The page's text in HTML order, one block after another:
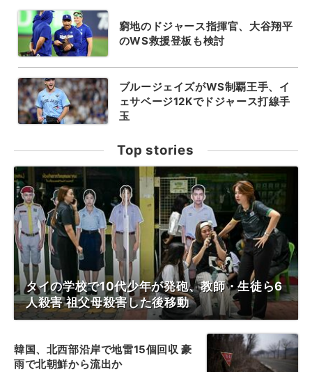
窮地のドジャース指揮官、大谷翔平
のWS救援登板も検討
ブルージェイズがWS制覇王手、イ
ェサベージ12Kでドジャース打線手
玉
Top stories
タイの学校で10代少年が発砲、教師・生徒ら6
人殺害 祖父母殺害した後移動
韓国、北西部沿岸で地雷15個回収 豪
雨で北朝鮮から流出か